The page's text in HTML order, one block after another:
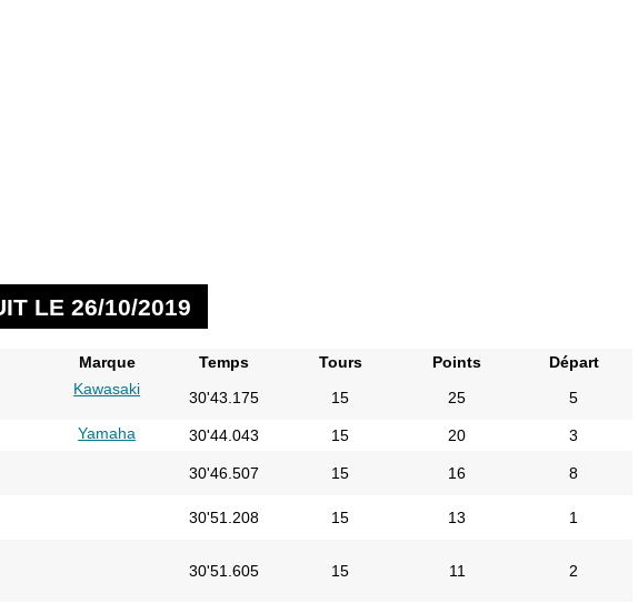
LE 26/10/2019
Marque Temps Tours Points
Départ
Kawasaki 30'43.175 15 25 5
Yamaha 30'44.043 15 20 3
30'46.507 15 16 8
30'51.208 15 13 1
30'51.605
15 11 2